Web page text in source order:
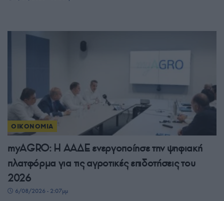
ΟΙΚΟΝΟΜΙΑ
myAGRO: Η ΑΑΔΕ ενεργοποίησε την ψηφιακή
πλατφόρμα για τις αγροτικές επιδοτήσεις του
2026
6/08/2026 - 2:07μμ